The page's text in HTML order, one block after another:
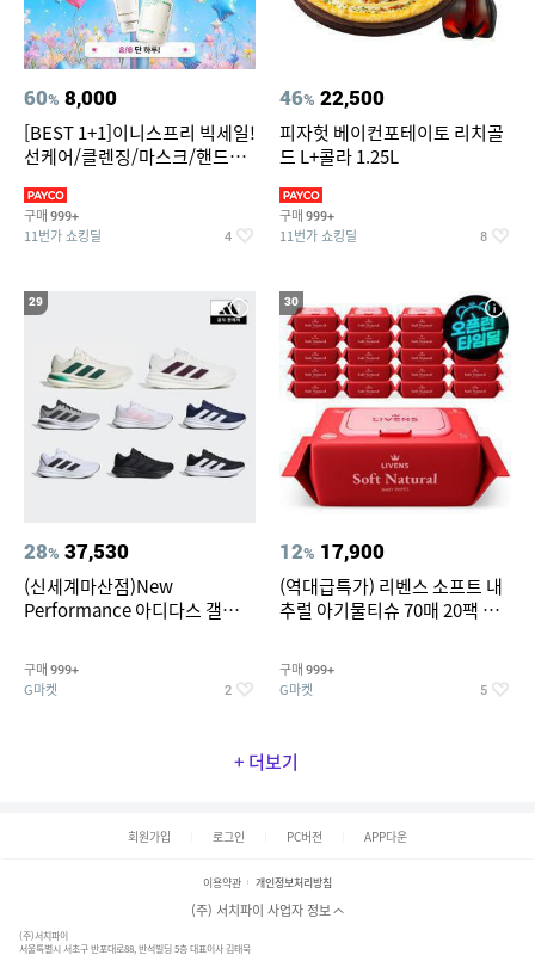
60% 8,000
[BEST 1+1]이니스프리 빅세일!
선케어/클렌징/마스크/핸드크
구매 999+
11번가 쇼킹딜 4
46% 22,500
피자헛 베이컨포테이토 리치골
드 L+콜라 1.25L
구매 999+
11번가 쇼킹딜 8
29
28% 37,530
(신세계마산점)New
Performance 아디다스 갤럭시
구매 999+
G마켓 2
30
12% 17,900
(역대급특가) 리벤스 소프트 내
추럴 아기물티슈 70매 20팩 캡
구매 999+
G마켓 5
+ 더보기
회원가입 로그인 PC버전 APP다운
이용약관 개인정보처리방침
(주) 서치파이 사업자 정보
(주)서치파이
서울특별시 서초구 반포대로88, 반석빌딩 5층 대표이사 김태묵